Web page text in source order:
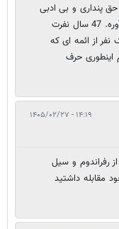
پنداری و بی ادبی
در پاسخ های این کامنت حقیقتا اعجاب آوره. 47 سال نفرت
از ائمه ای که
اینطوری حرف
۱۴:۱۹ - ۱۴۰۵/۰۲/۲۷
رفراندوم و سیل
مقابله داشتید